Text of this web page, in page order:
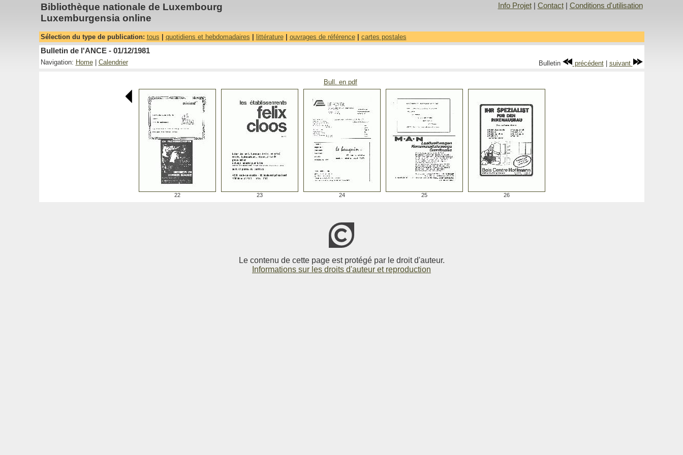
Bibliothèque nationale de Luxembourg
Luxemburgensia online
Info Projet| Contact| Conditions d'utilisation
Sélection du type de publication: tous quotidiens et hebdomadaires littérature| ouvrages de référence| cartes postales
Bulletin de l'ANCE - 01/12/1981
Navigation: Home| Calendrier Bulletin précédent| suivant
Bull. en pdf
22 23 24 25 26
Le contenu de cette page est protégé par le droit d'auteur.
Informations sur les droits d'auteur et reproduction